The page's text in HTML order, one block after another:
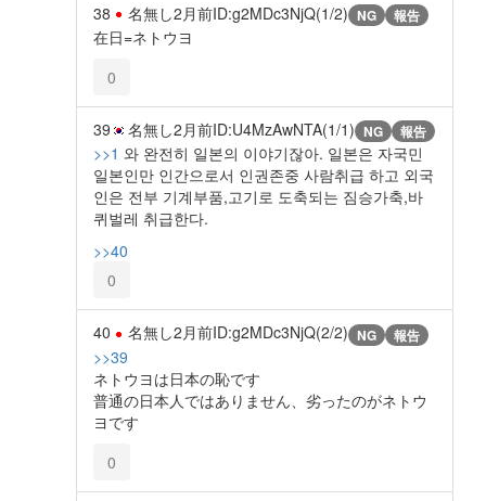
38 名無し2月前ID:g2MDc3NjQ(1/2) NG 報告
在日=ネトウヨ
0
39 名無し2月前ID:U4MzAwNTA(1/1) NG 報告
>>1 와 완전히 일본의 이야기잖아. 일본은 자국민
일본인만 인간으로서 인권존중 사람취급 하고 외국
인은 전부 기계부품,고기로 도축되는 짐승가축,바
퀴벌레 취급한다.
>>40
0
40 名無し2月前ID:g2MDc3NjQ(2/2) NG 報告
>>39
ネトウヨは日本の恥です
普通の日本人ではありません、劣ったのがネトウ
ヨです
0